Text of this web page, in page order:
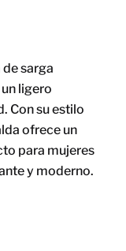
sarga
ligero
Con su estilo
ofrece un
para mujeres
y moderno.